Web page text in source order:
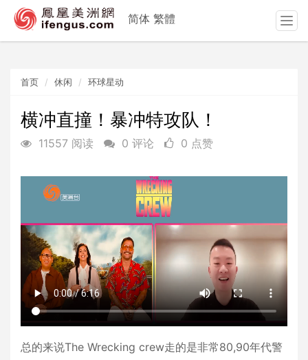
首页 休闲 环球星动
横冲直撞！暴冲特攻队！
11557 阅读 0 评论 0 点赞
总的来说The Wrecking crew走的是非常80,90年代警
简体 繁體
T
o
g
i
o
n